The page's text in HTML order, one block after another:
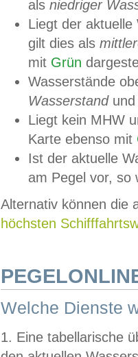
als niedriger
Liegt der
gilt dies als
mit Grün
Wasserstände
Wasserstandund
Liegt kein MHW
Karte ebenso mit
Ist der aktuelle
am Pegel vor,
Alternativ können die
höchsten
Welche Dienste
1. Eine tabellarische